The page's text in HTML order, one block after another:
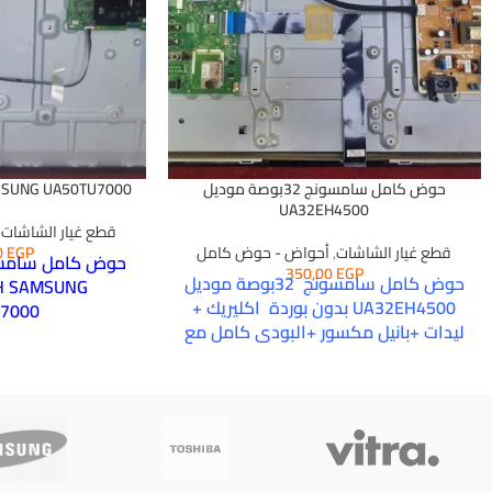
حوض كامل سامسونج 32بوصة موديل
UA32EH4500
قطع غيار الشاشات,أحواض - حوض كامل
350,00EGP حوض كامل سامسونج 32بوصة موديل
UA32EH4500 بدون بوردة اكليريك +
ليدات +بانيل مكسور +البودى كامل مع
المنتجات ولها اسعار اخرى تحسب بالكيلو جرام والحجم
UA50TU7000
قطع غيار الشاشات
EGP
لا تطبق سياسه